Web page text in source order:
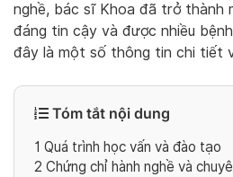
nghề, bác sĩ Khoa đã trở thành
đáng tin cậy và được nhiều
đây là một số thông tin chi tiết
Tóm tắt nội dung
1 Quá trình học vấn và đào tạo
2 Chứng chỉ hành nghề và